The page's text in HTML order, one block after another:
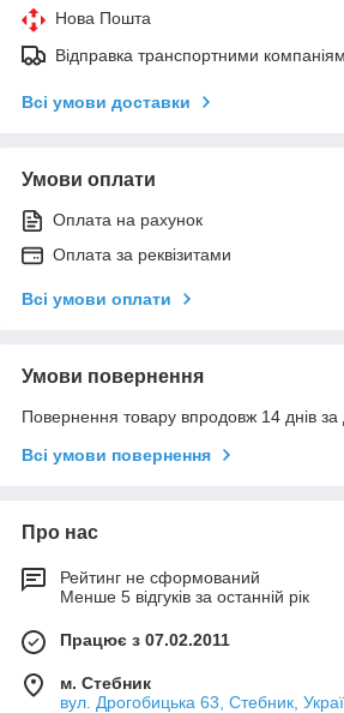
Нова Пошта
Відправка транспортними
Всі умови доставки
Умови оплати
Оплата на рахунок
Оплата за реквізитами
Всі умови оплати
Умови повернення
Повернення товару впродовж 14 днів за
Всі умови повернення
Про нас
Рейтинг не сформований
Менше 5 відгуків за останній рік
Працює з 07.02.2011
м. Стебник
вул. Дрогобицька 63, Стебник,